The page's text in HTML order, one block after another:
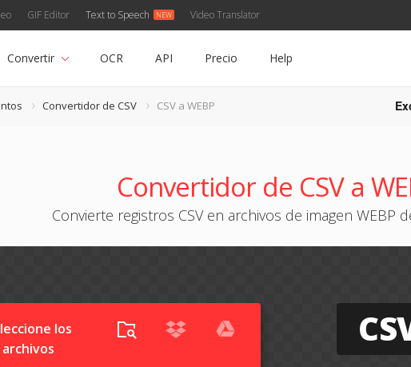
GIF Editor Text to Speech Video Translator
Convertir OCR API Precio Help
Convertidor de CSV CSV a WEBP
Convertidor de CSV a
Convierte registros CSV en archivos de imagen WEBP
los
archivos